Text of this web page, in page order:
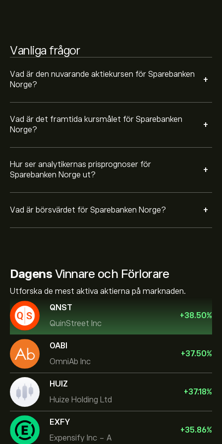
Vanliga frågor
Vad är den nuvarande aktiekursen för Sparebanken
Norge?
+
Vad är det framtida kursmålet för Sparebanken
Norge?
+
Hur ser analytikernas prisprognoser för
Sparebanken Norge ut?
+
Vad är börsvärdet för Sparebanken Norge? +
Dagens Vinnare och Förlorare
Utforska de mest aktiva aktierna på marknaden.
QNST
QuinStreet Inc
+38.50%
OABI
OmniAb Inc
+37.50%
HUIZ
Huize Holding Ltd
+37.18%
EXFY
Expensify Inc - A
+35.86%